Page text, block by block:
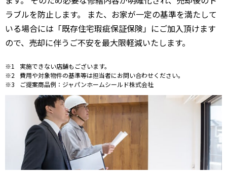
ラブルを防止します。 また、お家が一定の基準を満たして
いる場合には「既存住宅瑕疵保証保険」にご加入頂けます
ので、売却に伴うご不安を最大限軽減いたします。
実施できない店舗もございます。
費用や対象物件の基準等は担当者にお問い合わせください。
ご提案商品例：ジャパンホームシールド株式会社